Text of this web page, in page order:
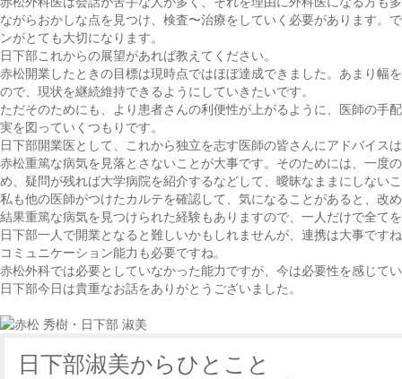
ながらおかしな点を見つけ、検査〜治療をしていく必要があります。
ンがとても大切になります。
日下部これからの展望があれば教えてください。
赤松開業したときの目標は現時点ではほぼ達成できました。あまり幅
ので、現状を継続維持できるようにしていきたいです。
ただそのためにも、より患者さんの利便性が上がるように、医師の手
実を図っていくつもりです。
日下部開業医として、これから独立を志す医師の皆さんにアドバイス
赤松重篤な病気を見落とさないことが大事です。そのためには、一度
め、疑問が残れば大学病院を紹介するなどして、曖昧なままにしない
私も他の医師がつけたカルテを確認して、気になることがあると、改
結果重篤な病気を見つけられた経験もありますので、一人だけで全て
日下部一人で開業となると難しいかもしれませんが、連携は大事です
コミュニケーション能力も必要ですね。
赤松外科では必要としていなかった能力ですが、今は必要性を感じて
日下部今日は貴重なお話をありがとうございました。
日下部淑美からひとこと